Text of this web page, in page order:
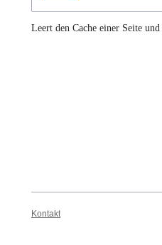
Leert den Cache einer Seite
Kontakt